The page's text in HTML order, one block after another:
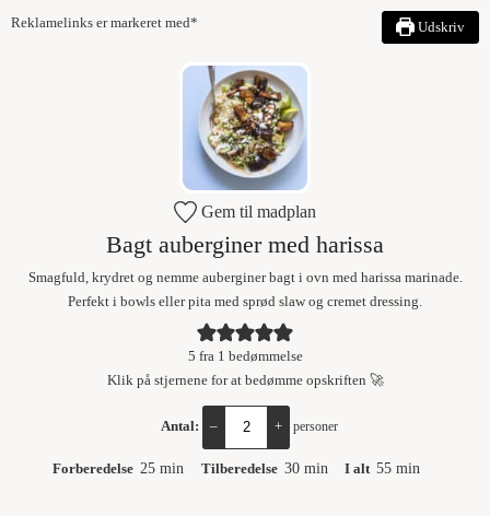
Reklamelinks er markeret med* Udskriv
Gem til madplan
Bagt auberginer med harissa
Smagfuld, krydret og nemme auberginer bagt i ovn med harissa marinade.
Perfekt i bowls eller pita med sprød slaw og cremet dressing.
5 fra 1 bedømmelse
Klik på stjernene for at bedømme opskriften 🚀
Antal: – + personer
Forberedelse 25 min Tilberedelse 30 min I alt 55 min